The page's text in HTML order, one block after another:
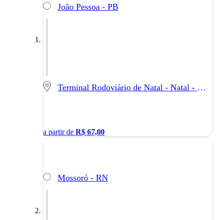
João Pessoa - PB
Terminal Rodoviário de Natal - Natal - RN
a partir de R$ 67,00
Mossoró - RN